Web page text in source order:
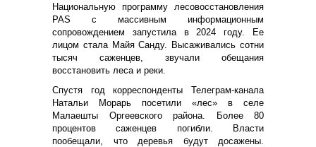
Национальную программу лесовосстановления
PAS с массивным информационным
сопровождением запустила в 2024 году. Ее
лицом стала Майя Санду. Высаживались сотни
тысяч саженцев, звучали обещания
восстановить леса и реки.
Спустя год корреспонденты Teлеграм-канала
Натальи Морарь посетили «лес» в селе
Малаешты Оргеевского района. Более 80
процентов саженцев погибли. Власти
пообещали, что деревья будут досажены.